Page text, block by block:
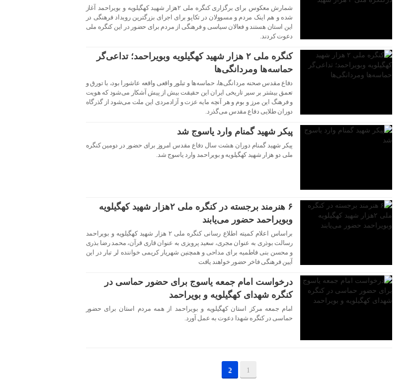
شمارش معکوس برای برگزاری کنگره ملی ۲هزار شهید کهگیلویه و بویراحمد آغاز
شده و هم اینک مردم و مسوولان در تکاپو برای اجرای بزرگترین رویداد فرهنگی در
این استان هستند و فعالان سیاسی و فرهنگی از مردم برای حضور در این کنگره ملی
دعوت کردند.
کنگره ملی ۲ هزار شهید کهگیلویه وبویراحمد؛ تداعی‌گر
حماسه‌ها ومردانگی‌ها
دفاع مقدس صحنه مردانگی‌ها، حماسه‌ها و تبلور واقعی واقعه عاشورا بود، با تورق و
تعمق بیشتر بر سیر تاریخی ایران این حقیقت بیش از پیش آشکار می‌شود که هویت
و فرهنگ این مرز و بوم و هر آنچه مایه عزت و آزادمردی این ملت می‌شود از گذرگاه
دوران طلایی دفاع مقدس می‌گذرد.
پیکر شهید گمنام وارد یاسوج شد
پیکر شهید گمنام دوران هشت سال دفاع مقدس امروز برای حضور در دومین کنگره
ملی دو هزار شهید کهگیلویه و بویراحمد وارد یاسوج شد.
۶ هنرمند برجسته در کنگره ملی ۲هزار شهید کهگیلویه
وبویراحمد حضور می‌یابند
براساس اعلام کمیته اطلاع رسانی کنگره ملی ۲ هزار شهید کهگیلویه و بویراحمد
رسالت بوذری به عنوان مجری، سعید پرویزی به عنوان قاری قرآن، محمد رضا بذری
و محسن بنی فاطمیه برای مداحی و همچنین شهریار کریمی خواننده لر تبار در این
آیین فرهنگی فاخر حضور خواهند یافت
درخواست امام جمعه یاسوج برای حضور حماسی در
کنگره شهدای کهگیلویه و بویراحمد
امام جمعه مرکز استان کهگیلویه و بویراحمد از همه مردم استان برای حضور
حماسی در کنگره شهدا دعوت به عمل آورد.
1
2